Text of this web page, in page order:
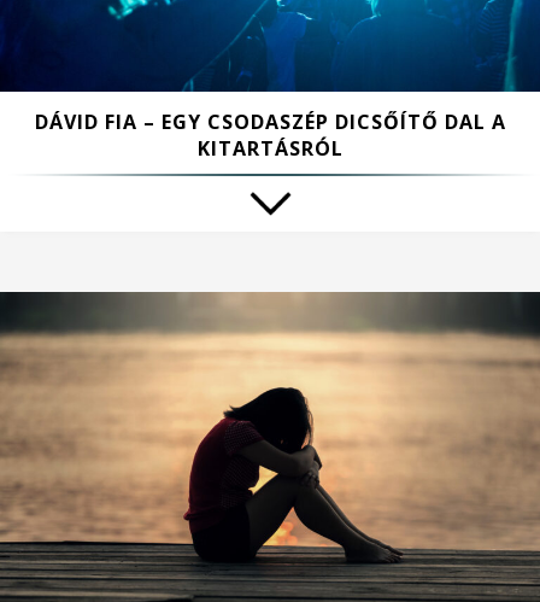
DÁVID FIA – EGY CSODASZÉP DICSŐÍTŐ DAL A
KITARTÁSRÓL